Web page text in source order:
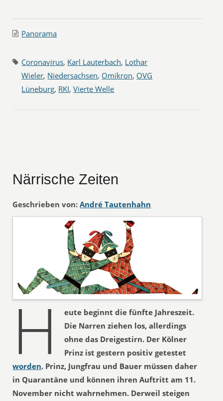
Panorama
Coronavirus, Karl Lauterbach, Lothar
Wieler, Niedersachsen, Omikron, OVG
Lüneburg, RKI,Vierte Welle
Närrische Zeiten
Geschrieben von: André Tautenhahn
H
eute beginnt die fünfte Jahreszeit.
Die Narren ziehen los, allerdings
ohne das Dreigestirn. Der Kölner
Prinz ist gestern positiv getestet
worden. Prinz, Jungfrau und Bauer müssen daher
in Quarantäne und können ihren Auftritt am 11.
November nicht wahrnehmen. Derweil steigen